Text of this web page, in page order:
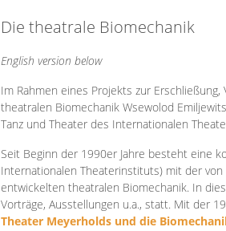
Die theatrale Biomechanik
English version below
Im Rahmen eines Projekts zur
theatralen Biomechanik Wsewolod
Tanz und Theater des Internationalen
Seit Beginn der 1990er Jahre besteht eine
Internationalen Theaterinstituts) mit der
entwickelten theatralen Biomechanik. In
Vorträge, Ausstellungen u.a., statt. Mit der
Theater Meyerholds und die